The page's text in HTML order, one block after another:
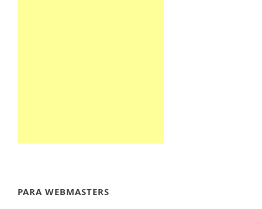
PARA WEBMASTERS